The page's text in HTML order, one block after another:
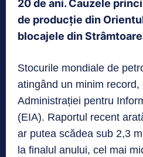
20 de ani. Cauzele
de producție din
blocajele din
Stocurile mondiale de
atingând un minim record,
Administrației pentru
(EIA). Raportul recent
ar putea scădea sub 2,3
la finalul anului, cel mai